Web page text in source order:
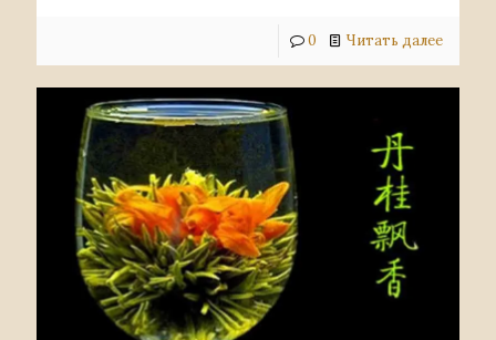
0 Читать далее